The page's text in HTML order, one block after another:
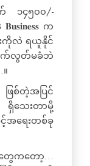
၁၄၅၀၀/-
က
ကိုလဲ ရယူနိုင်
လက်လွတ်မခံဘဲ
ြစ်တဲ့အပြင်
ရှိသေးတာမို့
ရေးတစ်ခု
တွေကတော့...